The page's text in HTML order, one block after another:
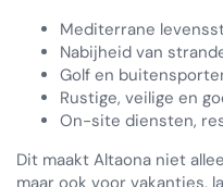
Mediterrane
Nabijheid van
Golf en
Rustige, veilige en
On-site diensten,
Dit maakt Altaona niet
maar ook voor vakanties,